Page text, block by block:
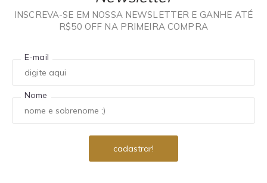
INSCREVA-SE EM NOSSA NEWSLETTER E GANHE ATÉ
R$50 OFF NA PRIMEIRA COMPRA
E-mail
Nome